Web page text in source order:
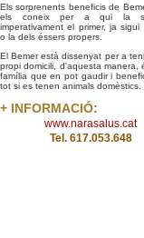
Els sorprenents beneficis de
els coneix per a qui la
imperativament el primer, ja sigui
o la dels éssers propers.
El Bemer està dissenyat per a
propi domicili, d'aquesta manera,
família que en pot gaudir i
tot si es tenen animals domèstics.
+ INFORMACIÓ:
www.narasalus.cat
Tel. 617.053.648